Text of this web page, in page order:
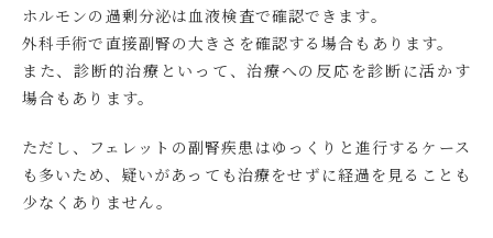
ホルモンの過剰分泌は血液検査で確認できます。
外科手術で直接副腎の大きさを確認する場合もあります。
また、診断的治療といって、治療への反応を診断に活かす
場合もあります。
ただし、フェレットの副腎疾患はゆっくりと進行するケース
も多いため、疑いがあっても治療をせずに経過を見ることも
少なくありません。